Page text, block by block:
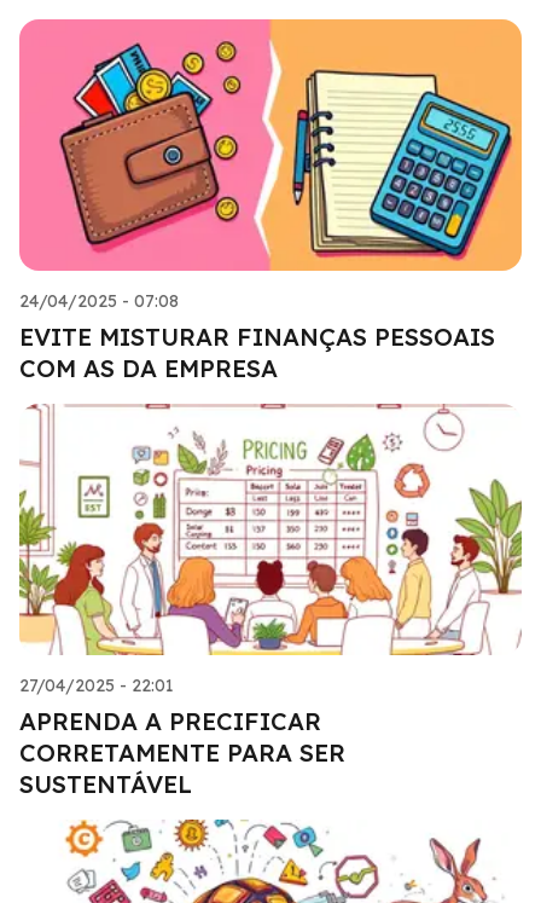
24/04/2025 - 07:08
EVITE MISTURAR FINANÇAS PESSOAIS
COM AS DA EMPRESA
27/04/2025 - 22:01
APRENDA A PRECIFICAR
CORRETAMENTE PARA SER
SUSTENTÁVEL